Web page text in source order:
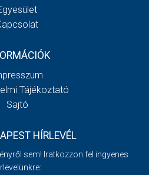
Tájékoztató
Sajtó
HÍRLEVÉL
sem! Iratkozzon fel ingyenes